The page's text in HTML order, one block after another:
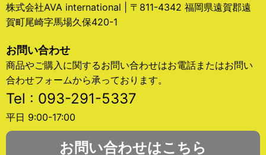
株式会社AVA international | 〒811-4342 福岡県遠賀郡遠
賀町尾崎字馬場久保420-1
お問い合わせ
商品やご購入に関するお問い合わせはお電話またはお問い
合わせフォームから承っております。
Tel : 093-291-5337
平日 9:00-17:00
お問い合わせはこちら